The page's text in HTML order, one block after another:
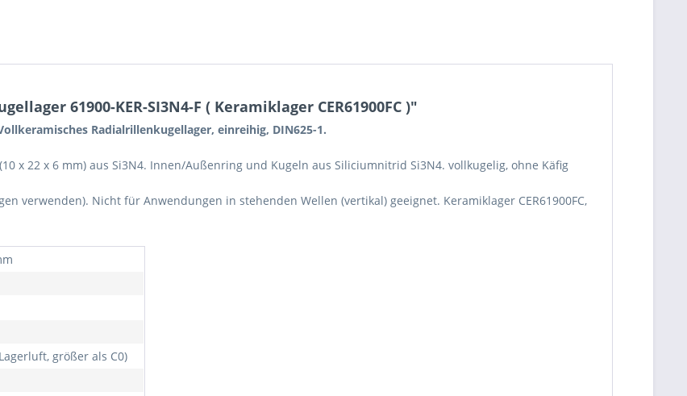
61900-KER-SI3N4-F ( Keramiklager CER61900FC )"
Radialrillenkugellager, einreihig, DIN625-1.
x 22 x 6 mm) aus Si3N4. Innen/Außenring und Kugeln aus Siliciumnitrid Si3N4. vollkugelig, ohne Käfig
verwenden). Nicht für Anwendungen in stehenden Wellen (vertikal) geeignet. Keramiklager CER61900FC,
größer als C0)